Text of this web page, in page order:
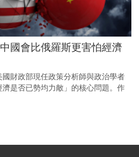
資產，反而將面臨經濟效率與戰略脆
國會比俄羅斯更害怕經濟
財政部現任政策分析師與政治學者
是否已勢均力敵」的核心問題。作
重磅推薦。 俄烏戰爭顯示經濟制裁